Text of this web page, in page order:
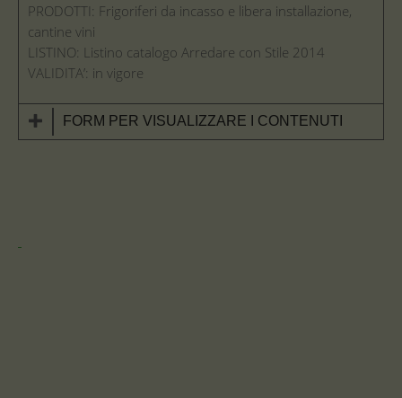
PRODOTTI: Frigoriferi da incasso e libera installazione,
cantine vini
LISTINO: Listino catalogo Arredare con Stile 2014
VALIDITA’: in vigore
FORM PER VISUALIZZARE I CONTENUTI